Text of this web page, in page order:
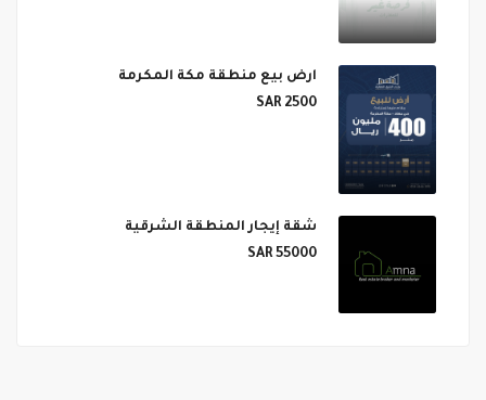
ارض بيع منطقة مكة المكرمة
2500 SAR
شقة إيجار المنطقة الشرقية
55000 SAR